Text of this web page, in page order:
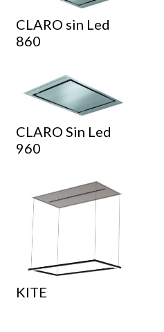
CLARO sin Led
860
CLARO Sin Led
960
KITE